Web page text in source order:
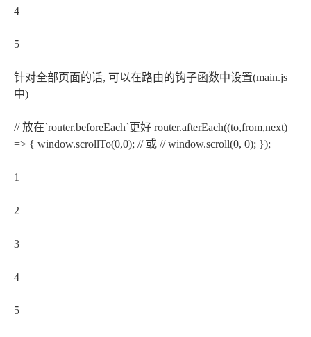
4
5
针对全部页面的话, 可以在路由的钩子函数中设置(main.js
中)
// 放在`router.beforeEach`更好 router.afterEach((to,from,next)
=> { window.scrollTo(0,0); // 或 // window.scroll(0, 0); });
1
2
3
4
5